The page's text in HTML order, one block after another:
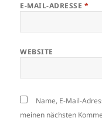
E-MAIL-ADRESSE *
WEBSITE
Name, E-Mail-
meinen nächsten